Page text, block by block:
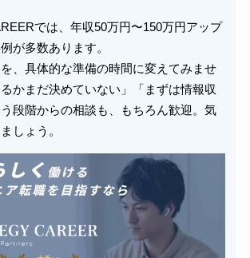
では、年収50万円〜150万円アップ
が多数あります。
、具体的な準備の時間に変えてみませ
かまだ決めていない」「まずは情報収
段階からの相談も、もちろん歓迎。気
しょう。